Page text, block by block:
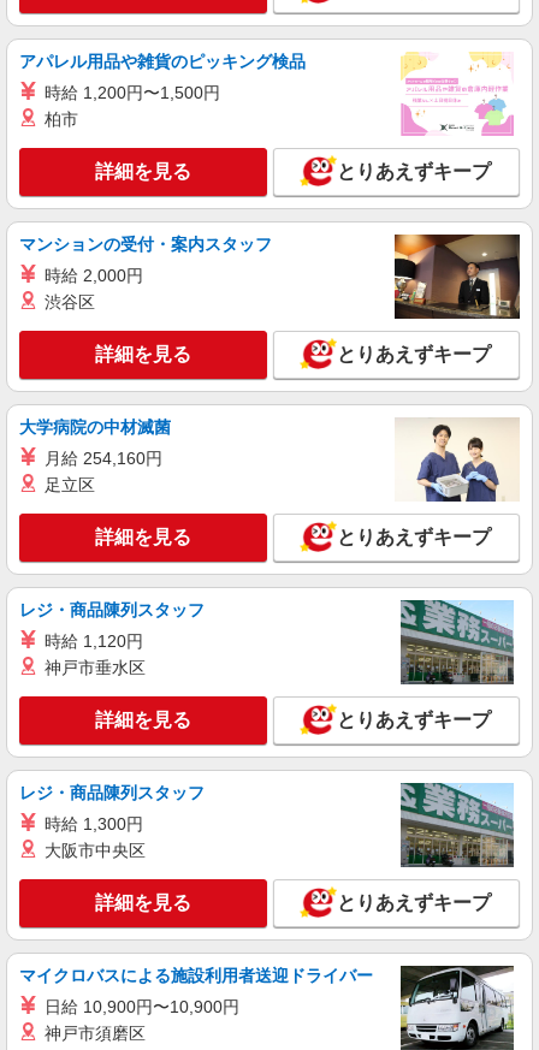
（上記給与とは別に支給） 下記資格をお持ちの方
者研修 ・介護福祉士 など
職業紹介
株式会社kotrio /●SW-S-2087104
≪川口駅≫未経験歓迎！高級老人ホームで見守
り/生活支援など
時給1550円〜2312円 ＜交通費全支給(ガソリ
ン代含む)＞
川口市
キープ 詳細を見る
派遣社員
株式会社kotrio /●SW-H1-2069886
毎日通うのが楽しみになる＊ホテルのような美
しいサ高住のSTAFF
時給1650円〜2312円 ＜日払い有/週払い有/交
通費全支給(ガソリン代含む)＞
詳細を見る
株式会社トラストグロース 新宿本社 第3営業部
特別養護老人ホームでの介護士
時給：初任者研修1300円 実務者研修
詳細を見る
派遣社員
株式会社ブレイブ（マイナビグループ）/MD11
介護スタッフ ◆デイサービス、サービス付き
高齢者向け住宅、グループホームなど様々な勤
務先から選べます。
未経験：時給1600〜1800円（資格・経験によ
る） 経験者：時給1800〜2000円（資格・経験によ
る） ◎月収例 時給2000円×1日8時間×22日（週5
払い/週払い/月払い対応も可能です。詳しくは面談
時にご相談ください。 ◆交通費：別途全額支給 ※
◆JR京浜東北・根岸線「川口駅」 ◆JR京浜東
務地あります！
キープ 詳細を見る
アパレル用品や雑貨のピッキング検品
時給 1,200円〜1,500円
柏市
詳細を見る とりあえずキープ
マンションの受付・案内スタッフ
時給 2,000円
渋谷区
詳細を見る とりあえずキープ
大学病院の中材滅菌
月給 254,160円
足立区
詳細を見る とりあえずキープ
レジ・商品陳列スタッフ
時給 1,120円
神戸市垂水区
詳細を見る とりあえずキープ
レジ・商品陳列スタッフ
時給 1,300円
大阪市中央区
詳細を見る とりあえずキープ
マイクロバスによる施設利用者送迎ドライバー
日給 10,900円〜10,900円
神戸市須磨区